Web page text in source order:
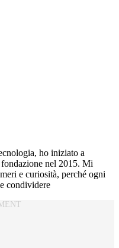
ho iniziato a
nel 2015. Mi
e curiosità, perché ogni
condividere